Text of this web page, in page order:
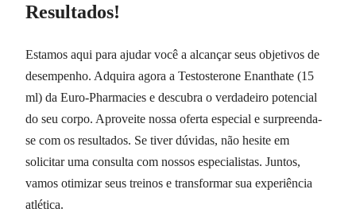
Resultados!
Estamos aqui para ajudar você a alcançar seus objetivos de
desempenho. Adquira agora a Testosterone Enanthate (15
ml) da Euro-Pharmacies e descubra o verdadeiro potencial
do seu corpo. Aproveite nossa oferta especial e surpreenda-
se com os resultados. Se tiver dúvidas, não hesite em
solicitar uma consulta com nossos especialistas. Juntos,
vamos otimizar seus treinos e transformar sua experiência
atlética.